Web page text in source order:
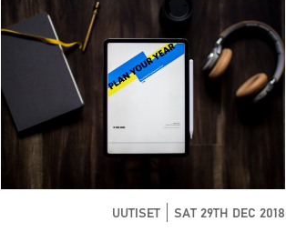
UUTISET SAT 29TH DEC 2018